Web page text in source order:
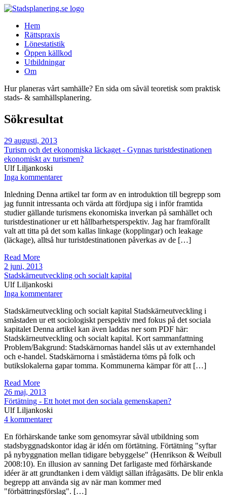
Hem
Rättspraxis
Lönestatistik
Öppen källkod
Utbildningar
Om
Hur planeras vårt samhälle? En sida om såväl teoretisk som praktisk
stads- & samhällsplanering.
Sökresultat
29 augusti, 2013
Turism och det ekonomiska läckaget - Gynnas turistdestinationen
ekonomiskt av turismen?
Ulf Liljankoski
Inga kommentarer
Inledning Denna artikel tar form av en introduktion till begrepp som
jag funnit intressanta och värda att fördjupa sig i inför framtida
studier gällande turismens ekonomiska inverkan på samhället och
turistdestinationer ur ett hållbarhetsperspektiv. Jag har framförallt
valt att titta på det som kallas linkage (kopplingar) och leakage
(läckage), alltså hur turistdestinationen påverkas av de […]
Read More
2 juni, 2013
Stadskärneutveckling och socialt kapital
Ulf Liljankoski
Inga kommentarer
Stadskärneutveckling och socialt kapital Stadskärneutveckling i
småstaden ur ett sociologiskt perspektiv med fokus på det sociala
kapitalet Denna artikel kan även laddas ner som PDF här:
Stadskärneutveckling och socialt kapital. Kort sammanfattning
Problem/Bakgrund: Stadskärnornas handel slås ut av externhandel
och e-handel. Stadskärnorna i småstäderna töms på folk och
butikslokalerna gapar tomma. Kommunerna kämpar för att […]
Read More
26 maj, 2013
Förtätning - Ett hotet mot den sociala gemenskapen?
Ulf Liljankoski
4 kommentarer
En förhärskande tanke som genomsyrar såväl utbildning som
stadsbyggnadskontor idag är idén om förtätning. Förtätning "syftar
på nybyggnation mellan tidigare bebyggelse" (Henrikson & Weibull
2008:10). En illusion av sanning Det farligaste med förhärskande
idéer är att grundtanken i dem väldigt sällan ifrågasätts. De blir enkla
begrepp att använda sig av när man kommer med
"förbättringsförslag". […]